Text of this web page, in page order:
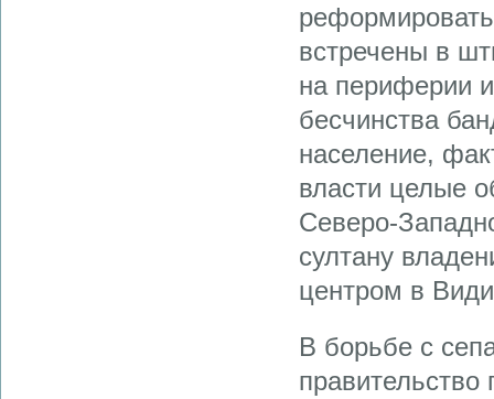
встречены в
на периферии
бесчинства
население,
власти целые
Северо-
султану
центром в
В борьбе с
правительство